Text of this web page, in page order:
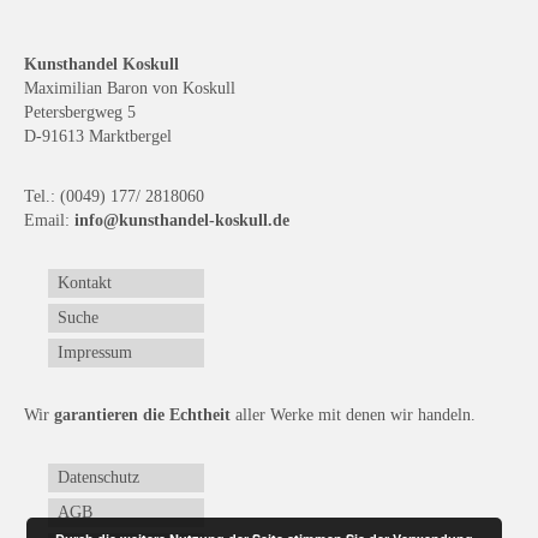
Kunsthandel Koskull
Maximilian Baron von Koskull
Petersbergweg 5
D-91613 Marktbergel
Tel.: (0049) 177/ 2818060
Email: info@kunsthandel-koskull.de
Kontakt
Suche
Impressum
Wir garantieren die Echtheit aller Werke mit denen wir handeln.
Datenschutz
AGB